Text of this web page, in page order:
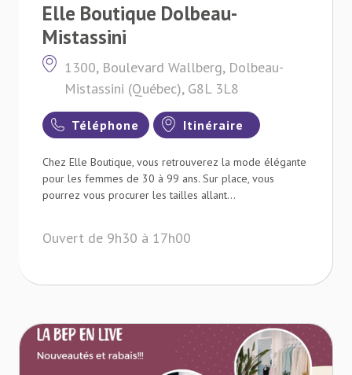
Elle Boutique Dolbeau-
Mistassini
1300, Boulevard Wallberg, Dolbeau-
Mistassini (Québec), G8L 3L8
Téléphone Itinéraire
Chez Elle Boutique, vous retrouverez la mode élégante
pour les femmes de 30 à 99 ans. Sur place, vous
pourrez vous procurer les tailles allant...
Ouvert de 9h30 à 17h00